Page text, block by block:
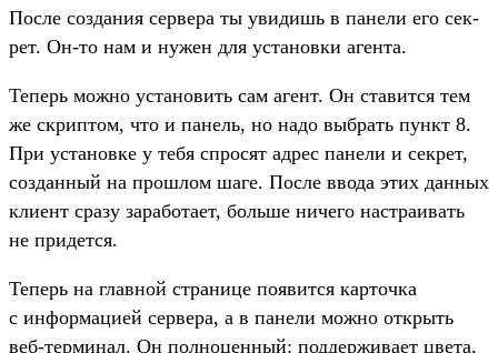
Пос­ле соз­дания сер­вера ты уви­дишь в панели его сек­
рет. Он‑то нам и нужен для уста­нов­ки аген­та.
Те­перь мож­но уста­новить сам агент. Он ста­вит­ся тем
же скрип­том, что и панель, но надо выб­рать пункт 8.
При уста­нов­ке у тебя спро­сят адрес панели и сек­рет,
соз­данный на прош­лом шаге. Пос­ле вво­да этих дан­ных
кли­ент сра­зу зарабо­тает, боль­ше ничего нас­тра­ивать
не при­дет­ся.
Те­перь на глав­ной стра­нице появит­ся кар­точка
с информа­цией сер­вера, а в панели мож­но открыть
веб‑тер­минал. Он пол­ноцен­ный: под­держи­вает цве­та,